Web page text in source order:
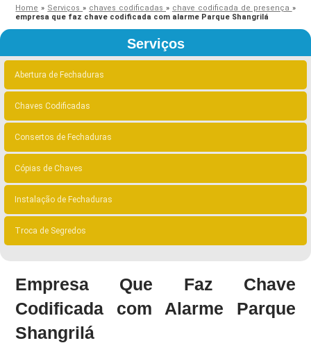
Home » Serviços» chaves codificadas » chave codificada de presença »
empresa que faz chave codificada com alarme Parque Shangrilá
Serviços
Abertura de Fechaduras
Chaves Codificadas
Consertos de Fechaduras
Cópias de Chaves
Instalação de Fechaduras
Troca de Segredos
Empresa Que Faz Chave
Codificada com Alarme Parque
Shangrilá